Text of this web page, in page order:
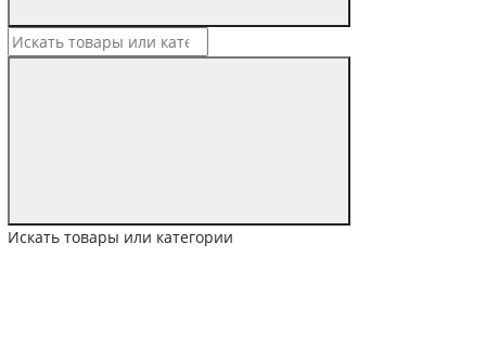
Искать товары или категории